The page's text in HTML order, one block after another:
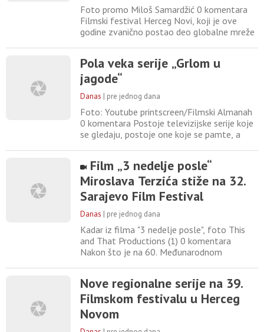
Foto promo Miloš Samardžić 0 komentara
Filmski festival Herceg Novi, koji je ove
godine zvanično postao deo globalne mreže
avgusta, donosi program posvećen serijama,
i ekskluzivan uvid u najnovija ostvarenja
regionalne TV produkcije. U selekciju su se
ove godine
Pola veka serije „Grlom u
jagode“
Danas | pre jednog dana
Foto: Youtube printscreen/Filmski Almanah
0 komentara Postoje televizijske serije koje
se gledaju, postoje one koje se pamte, a
identiteta. U Srbiji i nekadašnjoj Jugoslaviji
malo je ostvarenja koja imaju takav status
kao „Grlom u jagode“. Punih pet decenija od
prvog emitovanja, ova serija nije samo
nostalgičan
Film „3 nedelje posle“
Miroslava Terzića stiže na 32.
Sarajevo Film Festival
Danas | pre jednog dana
Kadar iz filma "3 nedelje posle", foto This
and That Productions (1) 0 komentara
Nakon što je na 60. Međunarodnom
Label za najbolji evropski film, a potom i tri
Zlatne arene na 73. Pulskom filmskom
festivalu, dugometražni igrani film „3
nedelje posle“ reditelja Miroslava
Nove regionalne serije na 39.
Filmskom festivalu u Herceg
Novom